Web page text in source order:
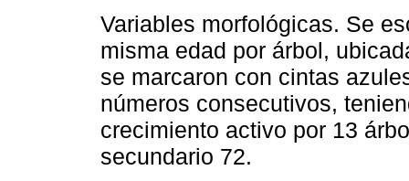
Variables morfológicas. Se
misma edad por árbol,
se marcaron con cintas
números consecutivos,
crecimiento activo por 13
secundario 72.